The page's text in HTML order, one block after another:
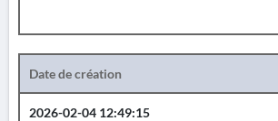
Date de création
2026-02-04 12:49:15